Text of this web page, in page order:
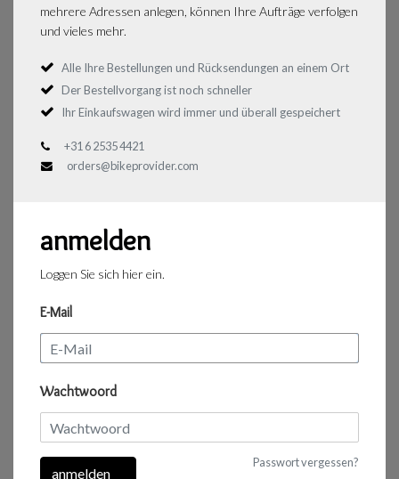
mehrere Adressen anlegen, können Ihre Aufträge verfolgen
und vieles mehr.
Alle Ihre Bestellungen und Rücksendungen an einem Ort
Der Bestellvorgang ist noch schneller
Ihr Einkaufswagen wird immer und überall gespeichert
+31 6 2535 4421
orders@bikeprovider.com
anmelden
Loggen Sie sich hier ein.
E-Mail
Wachtwoord
Passwort vergessen?
anmelden